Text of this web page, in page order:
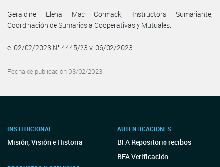
Geraldine Elena Mac Cormack, Instructora Sumariante,
Coordinación de Sumarios a Cooperativas y Mutuales.
e. 02/02/2023 N° 4445/23 v. 06/02/2023
Fecha de publicación 03/02/2023
INSTITUCIONAL
Misión, Visión e Historia
AUTENTICACIONES
BFA Repositorio recibos
BFA Verificación